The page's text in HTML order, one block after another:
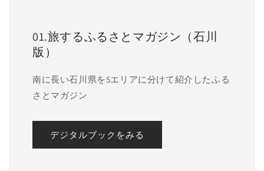
01.旅するふるさとマガジン（石川
版）
南に長い石川県を5エリアに分けて紹介したふる
さとマガジン
デジタルブックをみる